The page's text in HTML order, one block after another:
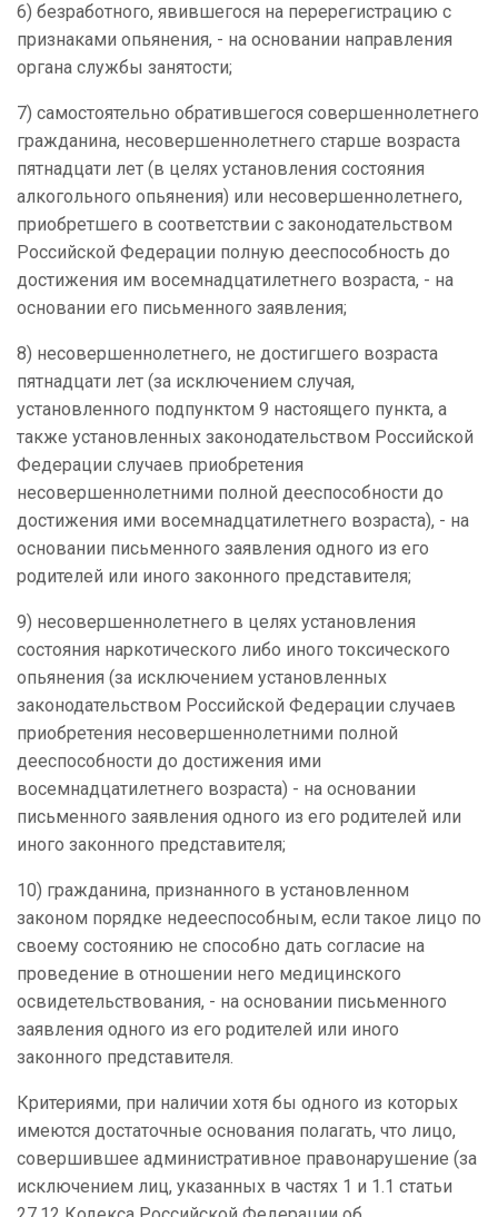
6) безработного, явившегося на перерегистрацию с
признаками опьянения, - на основании направления
органа службы занятости;
7) самостоятельно обратившегося совершеннолетнего
гражданина, несовершеннолетнего старше возраста
пятнадцати лет (в целях установления состояния
алкогольного опьянения) или несовершеннолетнего,
приобретшего в соответствии с законодательством
Российской Федерации полную дееспособность до
достижения им восемнадцатилетнего возраста, - на
основании его письменного заявления;
8) несовершеннолетнего, не достигшего возраста
пятнадцати лет (за исключением случая,
установленного подпунктом 9 настоящего пункта, а
также установленных законодательством Российской
Федерации случаев приобретения
несовершеннолетними полной дееспособности до
достижения ими восемнадцатилетнего возраста), - на
основании письменного заявления одного из его
родителей или иного законного представителя;
9) несовершеннолетнего в целях установления
состояния наркотического либо иного токсического
опьянения (за исключением установленных
законодательством Российской Федерации случаев
приобретения несовершеннолетними полной
дееспособности до достижения ими
восемнадцатилетнего возраста) - на основании
письменного заявления одного из его родителей или
иного законного представителя;
10) гражданина, признанного в установленном
законом порядке недееспособным, если такое лицо по
своему состоянию не способно дать согласие на
проведение в отношении него медицинского
освидетельствования, - на основании письменного
заявления одного из его родителей или иного
законного представителя.
Критериями, при наличии хотя бы одного из которых
имеются достаточные основания полагать, что лицо,
совершившее административное правонарушение (за
исключением лиц, указанных в частях 1 и 1.1 статьи